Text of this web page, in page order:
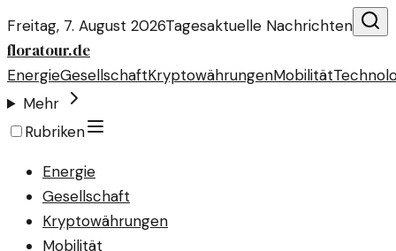
Freitag, 7. August 2026Tagesaktuelle Nachrichten
floratour.de
EnergieGesellschaftKryptowährungenMobilität
Mehr
Rubriken
Energie
Gesellschaft
Kryptowährungen
Mobilität